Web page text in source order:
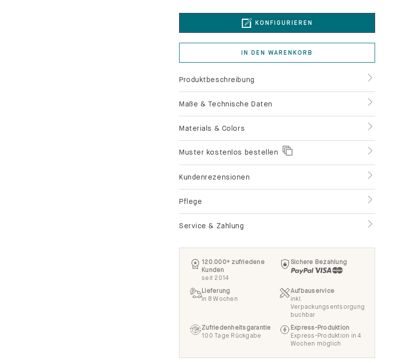
KONFIGURIEREN
IN DEN WARENKORB
Produktbeschreibung
Maße & Technische Daten
Materials & Colors
Muster kostenlos bestellen
Kundenrezensionen
Pflege
Service & Zahlung
120.000+ zufriedene
Kunden
seit 2014
Sichere Bezahlung
Lieferung
in 8 Wochen
Aufbauservice
inkl.
Verpackungsentsorgung
buchbar
Zufriedenheitsgarantie
100 Tage Rückgabe
Express-Produktion
Express-Produktion in 4
Wochen möglich